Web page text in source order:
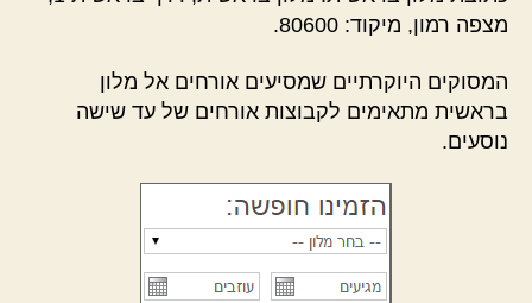
מצפה רמון, מיקוד: 80600.
המסוקים היוקרתיים שמסיעים אורחים אל מלון
בראשית מתאימים לקבוצות אורחים של עד שישה
נוסעים.